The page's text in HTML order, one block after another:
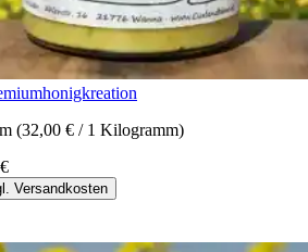
(32,00 € / 1 Kilogramm)
Versandkosten